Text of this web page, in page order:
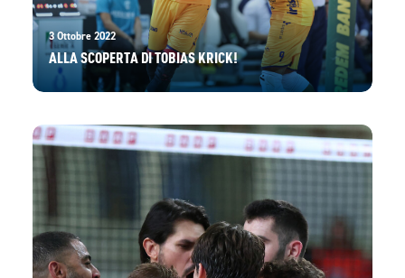
ACADEMY
STORE
3 Ottobre 2022
ALLA SCOPERTA DI TOBIAS KRICK!